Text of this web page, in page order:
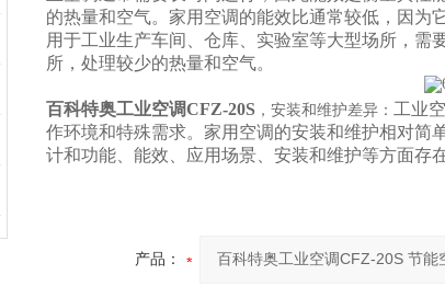
的热量和空气。 家用空调的能效比通常较低，因为
用于工业生产车间、仓库、实验室等大型场所，需
所，处理较少的热量和空气。
百科特奥工业空调CFZ-20S ，安装和维护差异： 工业
作环境和特殊需求。 家用空调的安装和维护相对简
计和功能、能效、应用场景、安装和维护等方面存
产品：